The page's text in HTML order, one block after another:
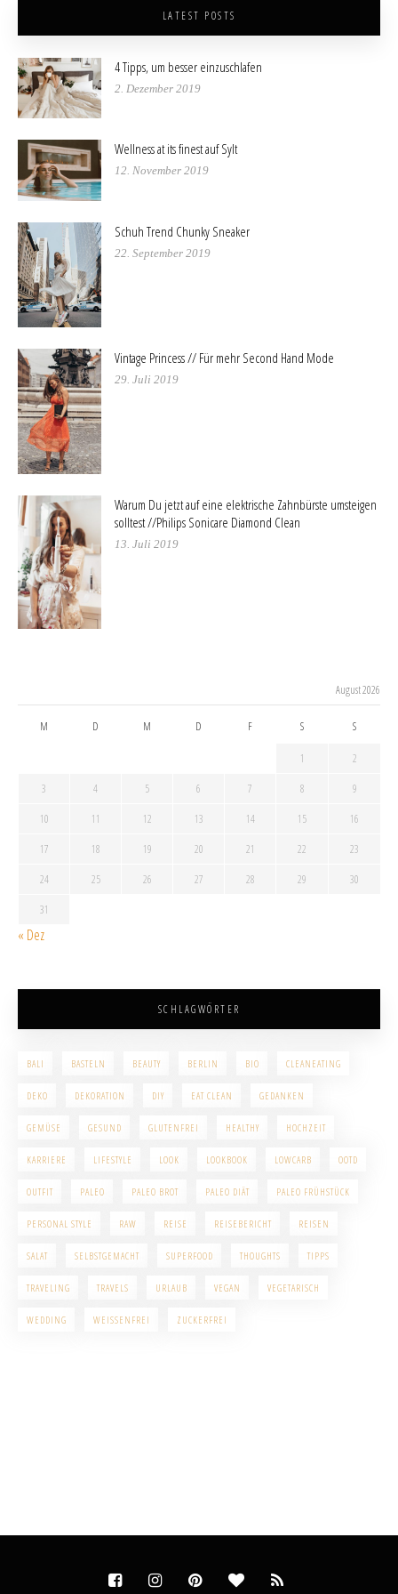
LATEST POSTS
4 Tipps, um besser einzuschlafen
2. Dezember 2019
Wellness at its finest auf Sylt
12. November 2019
Schuh Trend Chunky Sneaker
22. September 2019
Vintage Princess // Für mehr Second Hand Mode
29. Juli 2019
Warum Du jetzt auf eine elektrische Zahnbürste umsteigen
solltest //Philips Sonicare Diamond Clean
13. Juli 2019
August 2026
M D M D F S S
1
2
3
4 5 6 7 8
9
10
11 12 13 14 15
16
17
18 19 20 21 22
23
24
25 26 27 28 29
30
31
« Dez
SCHLAGWÖRTER
BALI BASTELN BEAUTY BERLIN BIO CLEANEATING
DEKO DEKORATION DIY EAT CLEAN GEDANKEN
GEMÜSE GESUND GLUTENFREI HEALTHY HOCHZEIT
KARRIERE LIFESTYLE LOOK LOOKBOOK LOWCARB OOTD
OUTFIT PALEO PALEO BROT PALEO DIÄT PALEO FRÜHSTÜCK
PERSONAL STYLE RAW REISE REISEBERICHT REISEN
SALAT SELBSTGEMACHT SUPERFOOD THOUGHTS TIPPS
TRAVELING TRAVELS URLAUB VEGAN VEGETARISCH
WEDDING WEISSENFREI ZUCKERFREI